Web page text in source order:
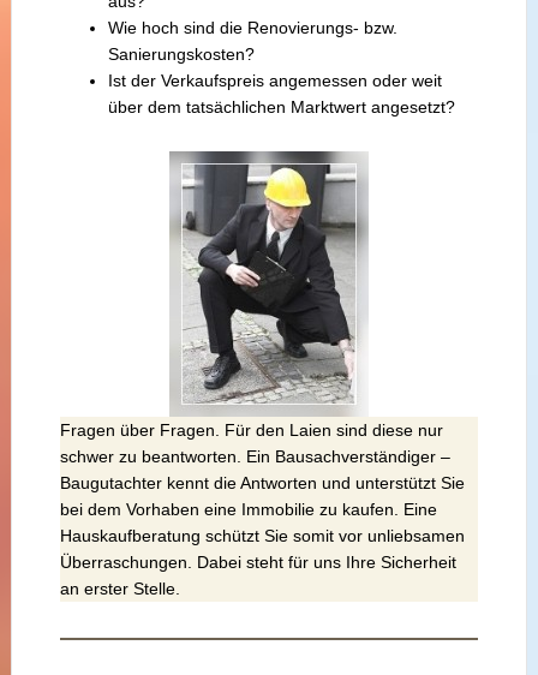
Wie hoch sind die Renovierungs- bzw.
Sanierungskosten?
Ist der Verkaufspreis angemessen oder weit
über dem tatsächlichen Marktwert angesetzt?
Fragen über Fragen. Für den Laien sind diese nur
schwer zu beantworten. Ein Bausachverständiger –
Baugutachter kennt die Antworten und unterstützt Sie
bei dem Vorhaben eine Immobilie zu kaufen. Eine
Hauskaufberatung schützt Sie somit vor unliebsamen
Überraschungen. Dabei steht für uns Ihre Sicherheit
an erster Stelle.